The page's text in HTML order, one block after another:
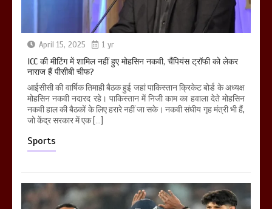
April 15, 2025 1 yr
ICC की मीटिंग में शामिल नहीं हुए मोहसिन नकवी, चैंपियंस ट्रॉफी को लेकर
नाराज हैं पीसीबी चीफ?
आईसीसी की वार्षिक तिमाही बैठक हुई जहां पाकिस्तान क्रिकेट बोर्ड के अध्यक्ष
मोहसिन नकवी नदारद रहे। पाकिस्तान में निजी काम का हवाला देते मोहसिन
नकवी हाल की बैठकों के लिए हरारे नहीं जा सके। नकवी संघीय गृह मंत्री भी हैं,
जो केंद्र सरकार में एक […]
Sports